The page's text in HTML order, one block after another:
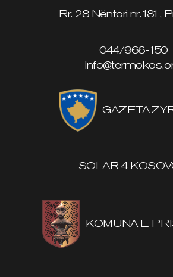
Rr. 28 Nëntori nr.181,
044/966-150
GAZETA
SOLAR 4
KOMUNA E